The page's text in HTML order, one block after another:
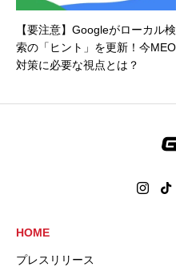
【要注意】Googleがローカル検
索の「ヒント」を更新！今MEO
対策に必要な視点とは？
HOME
プレスリリース